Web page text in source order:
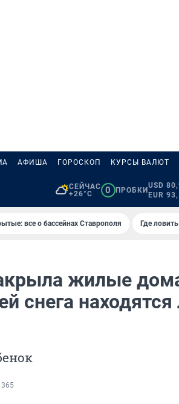
АФИША ГОРОСКОП КУРСЫ ВАЛЮТ
СЕЙЧАС
+26°C
0 ПРОБКИ
USD
EUR
все о бассейнах Ставрополя Где
жилые
снега
365